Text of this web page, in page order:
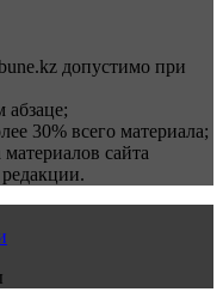
допустимо при
30% всего материала;
сайта